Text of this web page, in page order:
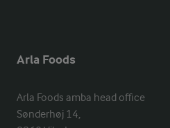
Arla Foods
Arla Foods amba head office
Sønderhøj 14,